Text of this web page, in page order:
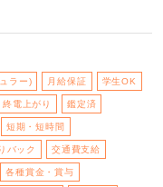
ラー) 月給保証 学生OK
終電上がり 鑑定済
短期・短時間
バック 交通費支給
各種賞金・賞与